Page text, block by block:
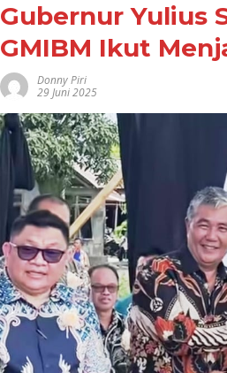
Gubernur Yulius
GMIBM Ikut
Donny Piri
29 Juni 2025